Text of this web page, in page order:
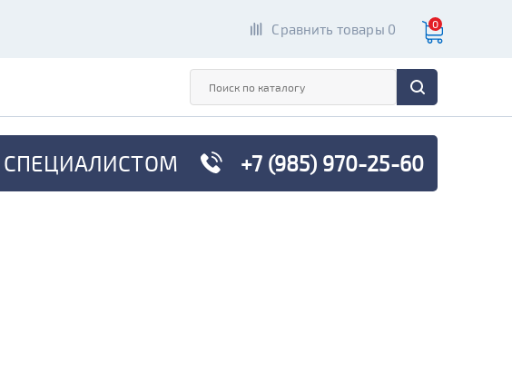
Сравнить товары 0 0
СПЕЦИАЛИСТОМ +7 (985) 970-25-60